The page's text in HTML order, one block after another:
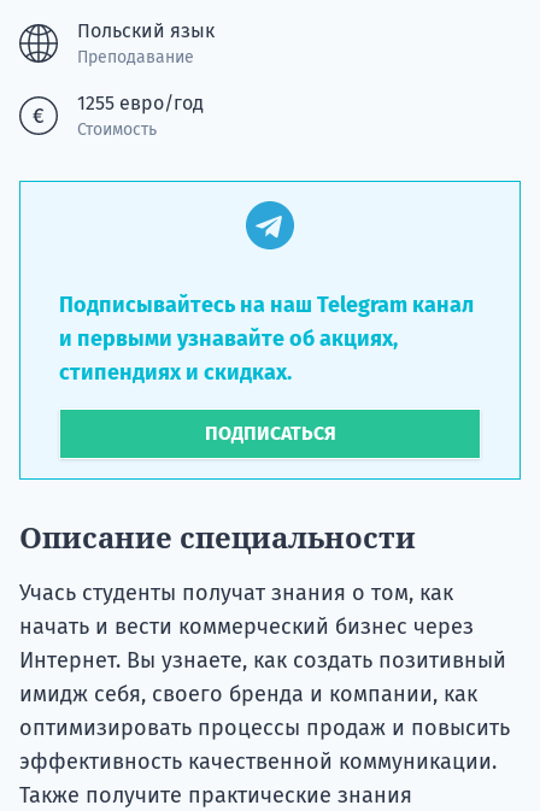
Польский язык
Преподавание
1255 евро/год
Стоимость
Подписывайтесь на наш Telegram канал
и первыми узнавайте об акциях,
стипендиях и скидках.
ПОДПИСАТЬСЯ
Описание специальности
Учась студенты получат знания о том, как
начать и вести коммерческий бизнес через
Интернет. Вы узнаете, как создать позитивный
имидж себя, своего бренда и компании, как
оптимизировать процессы продаж и повысить
эффективность качественной коммуникации.
Также получите практические знания